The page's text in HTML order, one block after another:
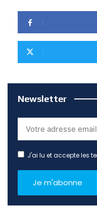
Newsletter
J'ai lu et accepte les